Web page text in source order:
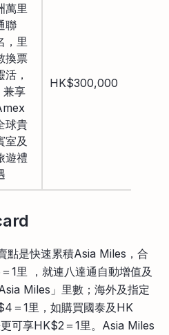
萬里
聯
，里
換票
活，
兼享
球貴
室及
遊禮
HK$300,000
點是快速累積Asia Miles，合
1里 ，就連八達通自動增值及
Miles」里數；海外及指定
＝1里，如購買國泰及HK
可享HK$2＝1里。Asia Miles